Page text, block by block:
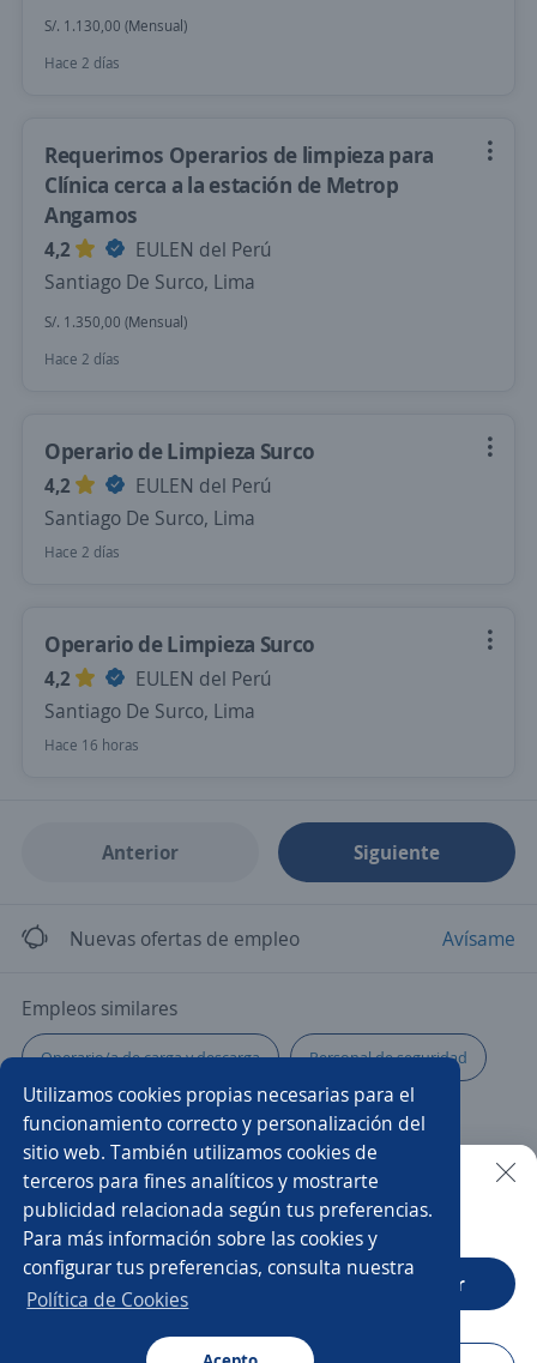
S/. 1.130,00 (Mensual)
Hace 2 días
Requerimos Operarios de limpieza para
Clínica cerca a la estación de Metrop
Angamos
4,2
EULEN del Perú
Santiago De Surco, Lima
S/. 1.350,00 (Mensual)
Hace 2 días
Operario de Limpieza Surco
4,2
EULEN del Perú
Santiago De Surco, Lima
Hace 2 días
Operario de Limpieza Surco
4,2
EULEN del Perú
Santiago De Surco, Lima
Hace 16 horas
Anterior Siguiente
Nuevas ofertas de empleo Avísame
Empleos similares
Operario/a de carga y descarga Personal de seguridad
Empacador/a Hornero/a Reponedor/a
Multifuncionales Operario/a de planta
Operarios/as de almacén Operarios de producción
Chófer Producción
Trabajador social
Buscar es más fácil en la app
CT App Abrir
Utilizamos cookies propias necesarias para el
funcionamiento correcto y personalización del
sitio web. También utilizamos cookies de
terceros para fines analíticos y mostrarte
publicidad relacionada según tus preferencias.
Para más información sobre las cookies y
configurar tus preferencias, consulta nuestra
Política de Cookies